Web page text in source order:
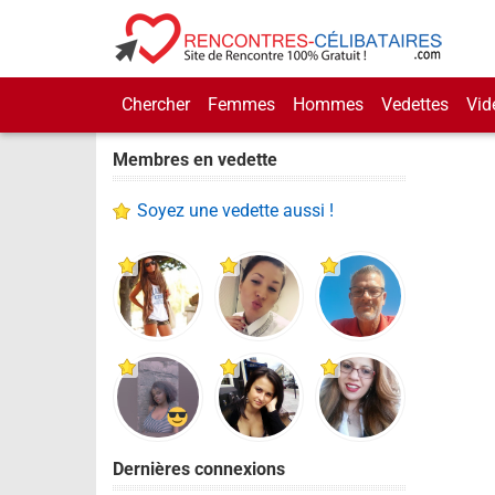
Chercher Femmes Hommes Vedettes
Membres en vedette
Soyez une vedette aussi !
Dernières connexions